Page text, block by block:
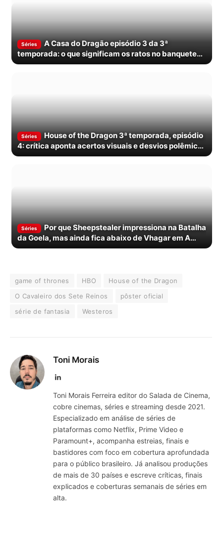
Séries
A Casa do Dragão episódio 3 da 3ª
temporada: o que significam os ratos no banquete
de Rhaenyra?
Séries
House of the Dragon 3ª temporada, episódio
4: crítica aponta acertos visuais e desvios polêmicos
do livro
Séries
Por que Sheepstealer impressiona na Batalha
da Goela, mas ainda fica abaixo de Vhagar em A
Casa do Dragão
game of thrones HBO
House of the Dragon
O Cavaleiro dos Sete Reinos
pôster oficial
série de fantasia
Westeros
Toni Morais
LinkedIn
Toni Morais Ferreira editor do Salada de Cinema,
cobre cinemas, séries e streaming desde 2021.
Especializado em análise de séries de
plataformas como Netflix, Prime Video e
Paramount+, acompanha estreias, finais e
bastidores com foco em cobertura aprofundada
para o público brasileiro. Já analisou produções
de mais de 30 países e escreve críticas, finais
explicados e coberturas semanais de séries em
alta.